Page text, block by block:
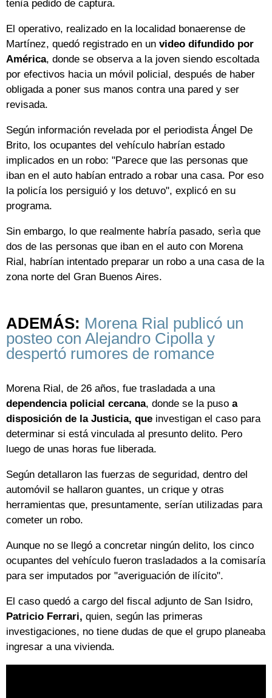
tenìa pedido de captura.
El operativo, realizado en la localidad bonaerense de
Martínez, quedó registrado en un video difundido por
América, donde se observa a la joven siendo escoltada
por efectivos hacia un móvil policial, después de haber
obligada a poner sus manos contra una pared y ser
revisada.
Según información revelada por el periodista Ángel De
Brito, los ocupantes del vehículo habrían estado
implicados en un robo: "Parece que las personas que
iban en el auto habían entrado a robar una casa. Por eso
la policía los persiguió y los detuvo", explicó en su
programa.
Sin embargo, lo que realmente habría pasado, serìa que
dos de las personas que iban en el auto con Morena
Rial, habrían intentado preparar un robo a una casa de la
zona norte del Gran Buenos Aires.
ADEMÁS: Morena Rial publicó un
posteo con Alejandro Cipolla y
despertó rumores de romance
Morena Rial, de 26 años, fue trasladada a una
dependencia policial cercana, donde se la puso a
disposición de la Justicia, que investigan el caso para
determinar si está vinculada al presunto delito. Pero
luego de unas horas fue liberada.
Según detallaron las fuerzas de seguridad, dentro del
automóvil se hallaron guantes, un crique y otras
herramientas que, presuntamente, serían utilizadas para
cometer un robo.
Aunque no se llegó a concretar ningún delito, los cinco
ocupantes del vehículo fueron trasladados a la comisaría
para ser imputados por "averiguación de ilícito".
El caso quedó a cargo del fiscal adjunto de San Isidro,
Patricio Ferrari, quien, según las primeras
investigaciones, no tiene dudas de que el grupo planeaba
ingresar a una vivienda.